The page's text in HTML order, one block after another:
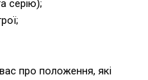
серію);
про положення, які